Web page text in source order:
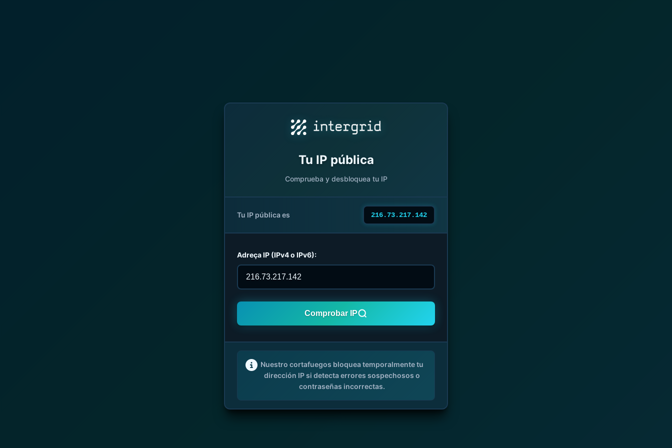
Tu IP pública
Comprueba y desbloquea tu IP
Tu IP pública es 216.73.217.142
Adreça IP (IPv4 o IPv6):
Comprobar IP
Nuestro cortafuegos bloquea temporalmente tu
dirección IP si detecta errores sospechosos o
contraseñas incorrectas.